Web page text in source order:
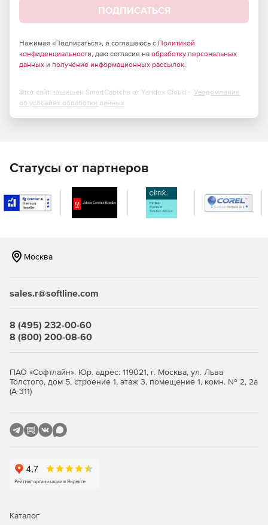
и обеспечивает небольшой размер файла.
ПОДПИСАТЬСЯ
Нажимая «Подписаться», я соглашаюсь с Политикой
конфиденциальности, даю согласие на обработку персональных
данных и получение информационных рассылок.
Этот сайт защищен SmartCaptcha от Yandex Cloud - Уведомление
об условиях обработки данных
Статусы от партнеров
Москва
sales.r@softline.com
8 (495) 232-00-60
8 (800) 200-08-60
ПАО «Софтлайн». Юр. адрес: 119021, г. Москва, ул. Льва
Толстого, дом 5, строение 1, этаж 3, помещение 1, комн. № 2, 2а
(А-311)
Каталог